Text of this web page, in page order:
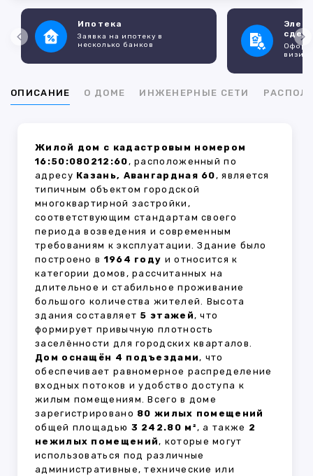
Ипотека
Заявка на ипотеку в
несколько банков
ОПИСАНИЕ О ДОМЕ ИНЖЕНЕРНЫЕ СЕТИ
Жилой дом с кадастровым номером
16:50:080212:60, расположенный по
адресу Казань, Авангардная 60, является
типичным объектом городской
многоквартирной застройки,
соответствующим стандартам своего
периода возведения и современным
требованиям к эксплуатации. Здание было
построено в 1964 году и относится к
категории домов, рассчитанных на
длительное и стабильное проживание
большого количества жителей. Высота
здания составляет 5 этажей, что
формирует привычную плотность
заселённости для городских кварталов.
Дом оснащён 4 подъездами, что
обеспечивает равномерное распределение
входных потоков и удобство доступа к
жилым помещениям. Всего в доме
зарегистрировано 80 жилых помещений
общей площадью 3 242.80 м², а также 2
нежилых помещений, которые могут
использоваться под различные
административные, технические или